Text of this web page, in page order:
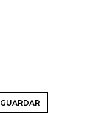
GUARDAR